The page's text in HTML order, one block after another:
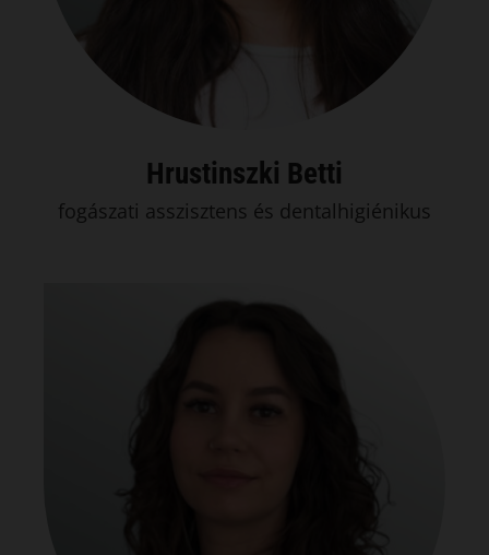
Hrustinszki Betti
fogászati asszisztens és dentalhigiénikus